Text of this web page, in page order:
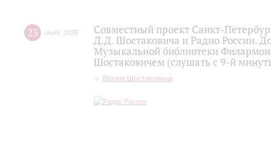
23 июля 2026
Совместный проект Санкт-
Д.Д. Шостаковича и Радио России.
Музыкальной библиотеки
Шостаковичем (слушать с 9-й
Время Шостаковича